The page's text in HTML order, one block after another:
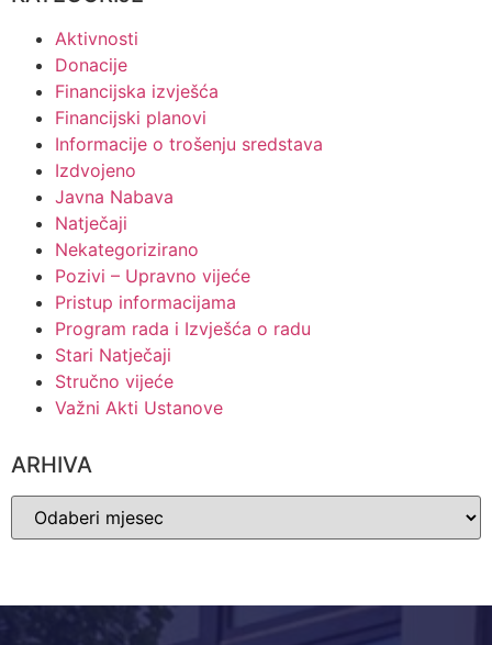
Aktivnosti
Donacije
Financijska izvješća
Financijski planovi
Informacije o trošenju sredstava
Izdvojeno
Javna Nabava
Natječaji
Nekategorizirano
Pozivi – Upravno vijeće
Pristup informacijama
Program rada i Izvješća o radu
Stari Natječaji
Stručno vijeće
Važni Akti Ustanove
ARHIVA